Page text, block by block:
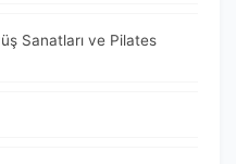
Sanatları ve Pilates